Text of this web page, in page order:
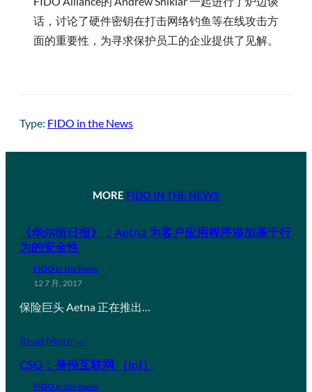
话，讨论了硬件密钥在打击网络钓鱼等在线攻击方
面的重要性，为寻求保护员工的企业提供了见解。
Type: FIDO in the News
MORE FIDO IN THE NEWS
《华尔街日报》：Aetna 为客户应用程序添加基于行
为的安全性
FIDO in the News
12 7 月, 2017
保险巨头 Aetna 正在推出…
Read More →
CSO：身份互联网 （IoI）
FIDO in the News